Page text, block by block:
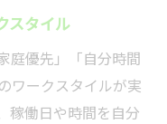
スタイル
庭優先」「自分時間
ワークスタイルが実
稼働日や時間を自分